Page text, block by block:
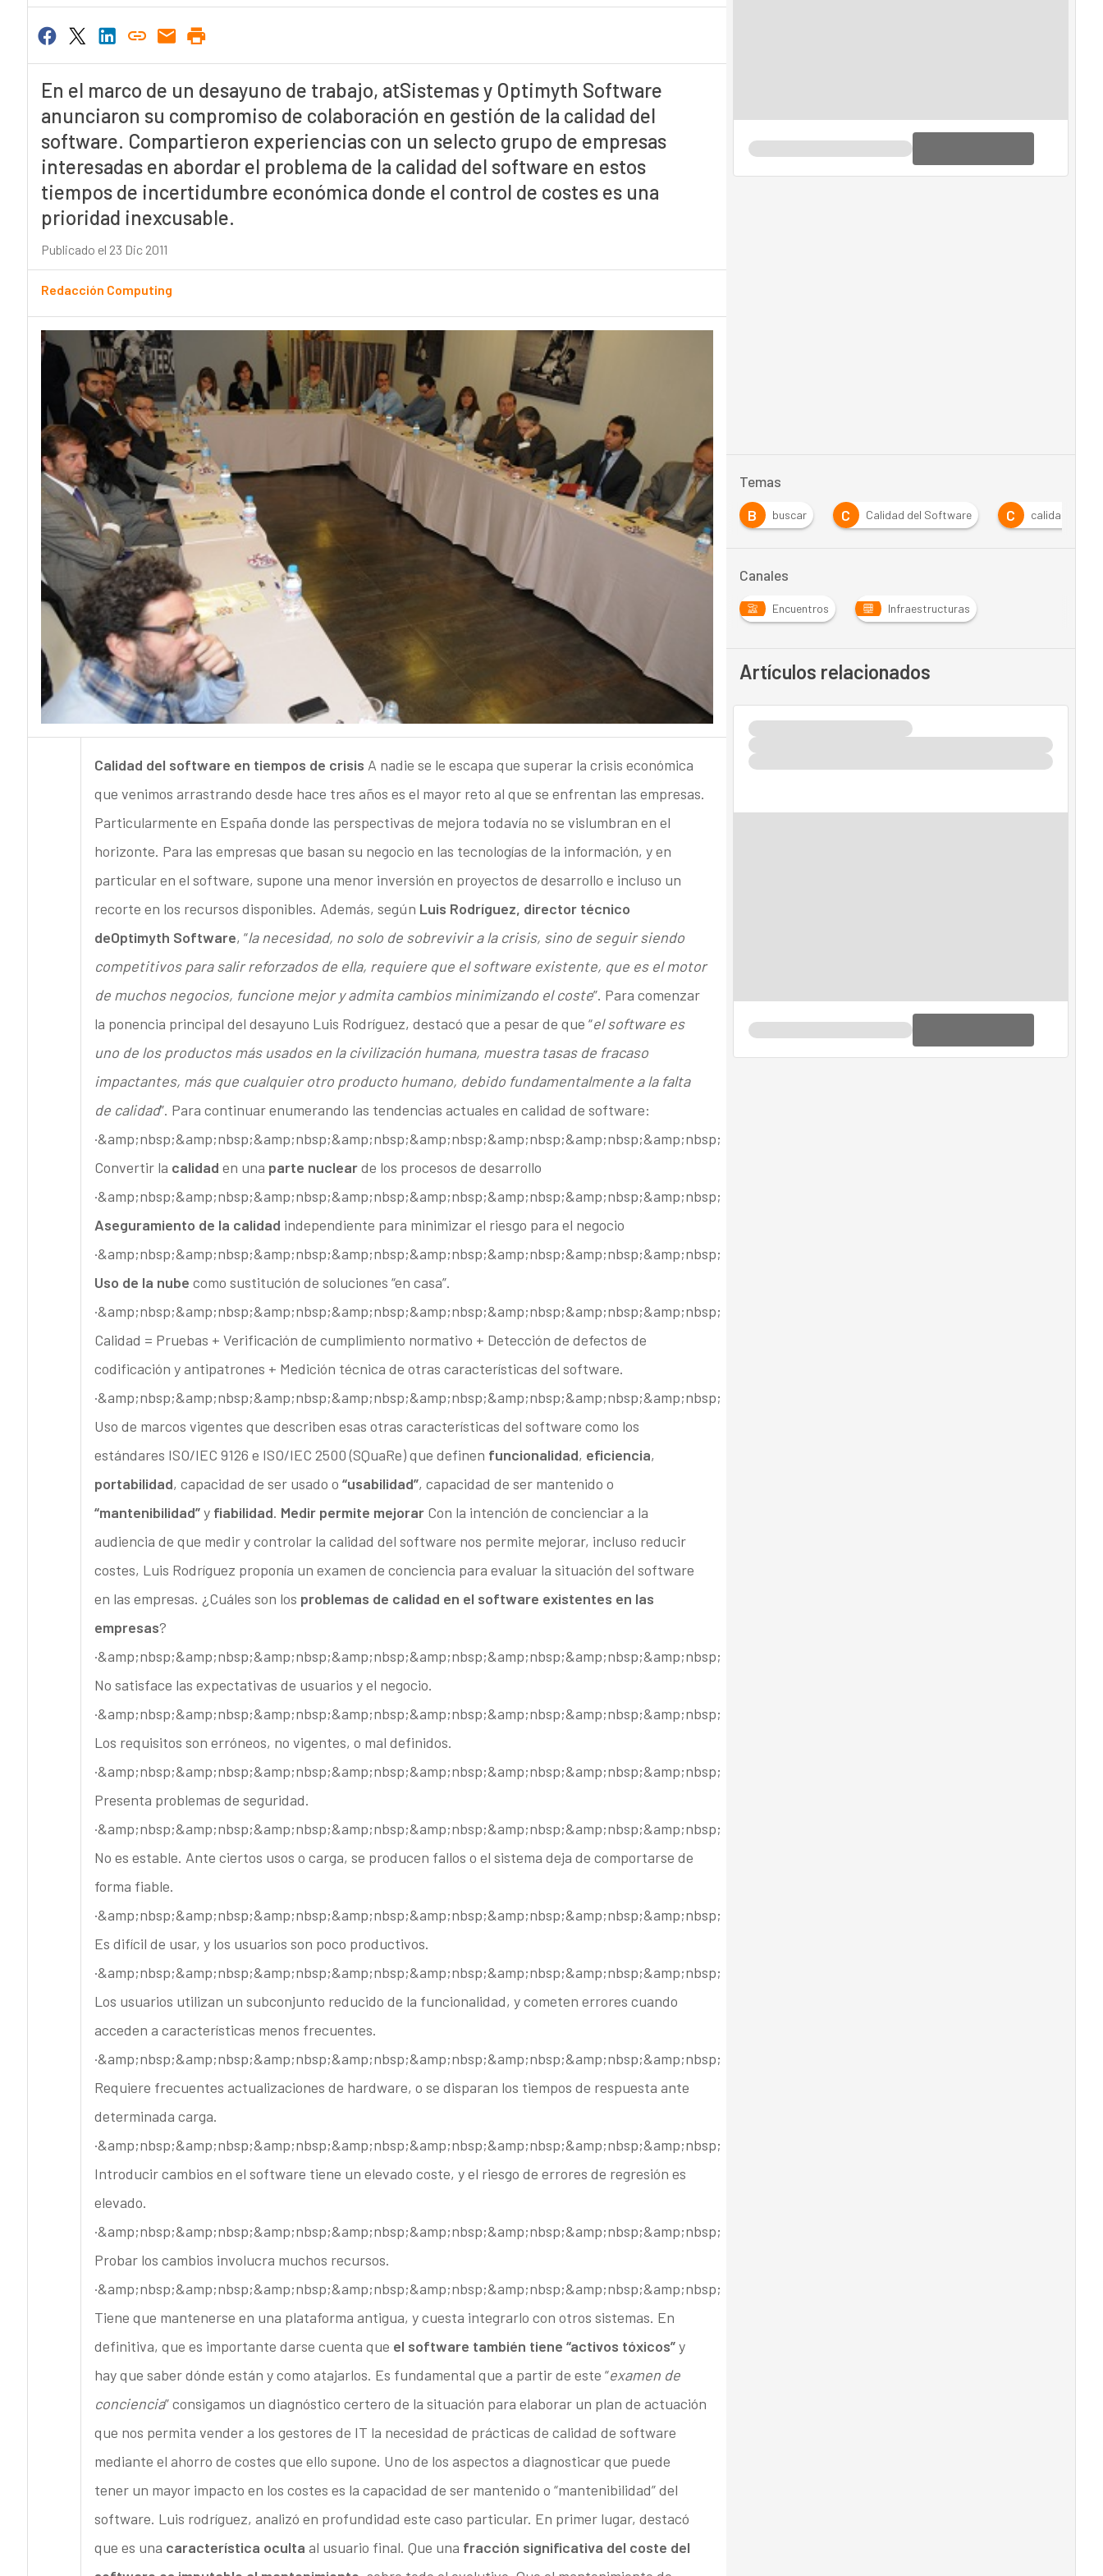
En el marco de un desayuno de trabajo, atSistemas y Optimyth Software
anunciaron su compromiso de colaboración en gestión de la calidad del
software. Compartieron experiencias con un selecto grupo de empresas
interesadas en abordar el problema de la calidad del software en estos
tiempos de incertidumbre económica donde el control de costes es una
prioridad inexcusable.
Publicado el 23 Dic 2011
Redacción Computing
Calidad del software en tiempos de crisis A nadie se le escapa que superar la crisis económica
que venimos arrastrando desde hace tres años es el mayor reto al que se enfrentan las empresas.
Particularmente en España donde las perspectivas de mejora todavía no se vislumbran en el
horizonte. Para las empresas que basan su negocio en las tecnologías de la información, y en
particular en el software, supone una menor inversión en proyectos de desarrollo e incluso un
recorte en los recursos disponibles. Además, según Luis Rodríguez, director técnico
deOptimyth Software, “la necesidad, no solo de sobrevivir a la crisis, sino de seguir siendo
competitivos para salir reforzados de ella, requiere que el software existente, que es el motor
de muchos negocios, funcione mejor y admita cambios minimizando el coste”. Para comenzar
la ponencia principal del desayuno Luis Rodríguez, destacó que a pesar de que “el software es
uno de los productos más usados en la civilización humana, muestra tasas de fracaso
impactantes, más que cualquier otro producto humano, debido fundamentalmente a la falta
de calidad”. Para continuar enumerando las tendencias actuales en calidad de software:
·&amp;nbsp;&amp;nbsp;&amp;nbsp;&amp;nbsp;&amp;nbsp;&amp;nbsp;&amp;nbsp;&amp;nbsp;
Convertir la calidad en una parte nuclearde los procesos de desarrollo
·&amp;nbsp;&amp;nbsp;&amp;nbsp;&amp;nbsp;&amp;nbsp;&amp;nbsp;&amp;nbsp;&amp;nbsp;
Aseguramiento de la calidad independiente para minimizar el riesgo para el negocio
·&amp;nbsp;&amp;nbsp;&amp;nbsp;&amp;nbsp;&amp;nbsp;&amp;nbsp;&amp;nbsp;&amp;nbsp;
Uso de la nube como sustitución de soluciones “en casa”.
·&amp;nbsp;&amp;nbsp;&amp;nbsp;&amp;nbsp;&amp;nbsp;&amp;nbsp;&amp;nbsp;&amp;nbsp;
Calidad = Pruebas + Verificación de cumplimiento normativo + Detección de defectos de
codificación y antipatrones + Medición técnica de otras características del software.
·&amp;nbsp;&amp;nbsp;&amp;nbsp;&amp;nbsp;&amp;nbsp;&amp;nbsp;&amp;nbsp;&amp;nbsp;
Uso de marcos vigentes que describen esas otras características del software como los
estándares ISO/IEC 9126 e ISO/IEC 2500 (SQuaRe) que definen funcionalidad, eficiencia,
portabilidad, capacidad de ser usado o “usabilidad”, capacidad de ser mantenido o
“mantenibilidad”y fiabilidad. Medir permite mejorarCon la intención de concienciar a la
audiencia de que medir y controlar la calidad del software nos permite mejorar, incluso reducir
costes, Luis Rodríguez proponía un examen de conciencia para evaluar la situación del software
en las empresas. ¿Cuáles son los problemas de calidad en el software existentes en las
empresas?
·&amp;nbsp;&amp;nbsp;&amp;nbsp;&amp;nbsp;&amp;nbsp;&amp;nbsp;&amp;nbsp;&amp;nbsp;
No satisface las expectativas de usuarios y el negocio.
·&amp;nbsp;&amp;nbsp;&amp;nbsp;&amp;nbsp;&amp;nbsp;&amp;nbsp;&amp;nbsp;&amp;nbsp;
Los requisitos son erróneos, no vigentes, o mal definidos.
·&amp;nbsp;&amp;nbsp;&amp;nbsp;&amp;nbsp;&amp;nbsp;&amp;nbsp;&amp;nbsp;&amp;nbsp;
Presenta problemas de seguridad.
·&amp;nbsp;&amp;nbsp;&amp;nbsp;&amp;nbsp;&amp;nbsp;&amp;nbsp;&amp;nbsp;&amp;nbsp;
No es estable. Ante ciertos usos o carga, se producen fallos o el sistema deja de comportarse de
forma fiable.
·&amp;nbsp;&amp;nbsp;&amp;nbsp;&amp;nbsp;&amp;nbsp;&amp;nbsp;&amp;nbsp;&amp;nbsp;
Es difícil de usar, y los usuarios son poco productivos.
·&amp;nbsp;&amp;nbsp;&amp;nbsp;&amp;nbsp;&amp;nbsp;&amp;nbsp;&amp;nbsp;&amp;nbsp;
Los usuarios utilizan un subconjunto reducido de la funcionalidad, y cometen errores cuando
acceden a características menos frecuentes.
·&amp;nbsp;&amp;nbsp;&amp;nbsp;&amp;nbsp;&amp;nbsp;&amp;nbsp;&amp;nbsp;&amp;nbsp;
Requiere frecuentes actualizaciones de hardware, o se disparan los tiempos de respuesta ante
determinada carga.
·&amp;nbsp;&amp;nbsp;&amp;nbsp;&amp;nbsp;&amp;nbsp;&amp;nbsp;&amp;nbsp;&amp;nbsp;
Introducir cambios en el software tiene un elevado coste, y el riesgo de errores de regresión es
elevado.
·&amp;nbsp;&amp;nbsp;&amp;nbsp;&amp;nbsp;&amp;nbsp;&amp;nbsp;&amp;nbsp;&amp;nbsp;
Probar los cambios involucra muchos recursos.
·&amp;nbsp;&amp;nbsp;&amp;nbsp;&amp;nbsp;&amp;nbsp;&amp;nbsp;&amp;nbsp;&amp;nbsp;
Tiene que mantenerse en una plataforma antigua, y cuesta integrarlo con otros sistemas. En
definitiva, que es importante darse cuenta que el software también tiene “activos tóxicos”y
hay que saber dónde están y como atajarlos. Es fundamental que a partir de este “examen de
conciencia” consigamos un diagnóstico certero de la situación para elaborar un plan de actuación
que nos permita vender a los gestores de IT la necesidad de prácticas de calidad de software
mediante el ahorro de costes que ello supone. Uno de los aspectos a diagnosticar que puede
tener un mayor impacto en los costes es la capacidad de ser mantenido o “mantenibilidad” del
software. Luis rodríguez, analizó en profundidad este caso particular. En primer lugar, destacó
que es una característica oculta al usuario final. Que una fracción significativa del coste del
Temas
B
Beneficios B buscar C Calidad del Software C calidad
Canales
Encuentros Infraestructuras
Artículos relacionados